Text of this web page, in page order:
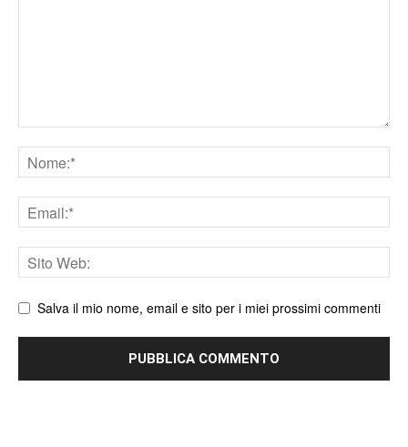
Nome
Email
Sito
web
Salva il mio nome, email e sito per i miei prossimi commenti